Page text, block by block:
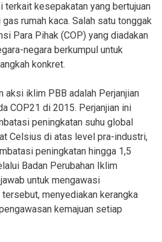
kesepakatan yang bertujuan
rumah kaca. Salah satu tonggak
Para Pihak (COP) yang diadakan
negara berkumpul untuk
konkret.
aksi iklim PBB adalah Perjanjian
COP21 di 2015. Perjanjian ini
peningkatan suhu global
Celsius di atas level pra-industri,
peningkatan hingga 1,5
Badan Perubahan Iklim
untuk mengawasi
menyediakan kerangka
kemajuan setiap